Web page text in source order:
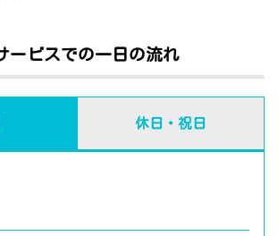
ービスでの一日の流れ
休日・祝日